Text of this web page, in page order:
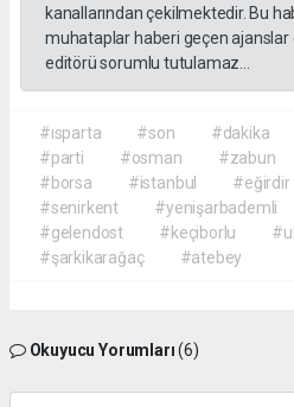
kanallarından çekilmektedir. Bu
muhataplar haberi geçen ajanslar
editörü sorumlu tutulamaz...
#ısparta #son #dakika
#parti
#osman #zabun
#borsa
#istanbul #eğirdir
#senirkent
#yenişarbademli
#gelendost
#keçiborlu
#şarkikarağaç
#atebey
Okuyucu Yorumları(6)